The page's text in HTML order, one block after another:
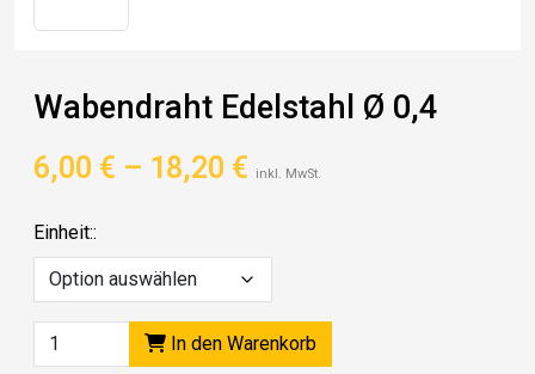
Wabendraht Edelstahl Ø 0,4
6,00 € – 18,20 € Preisspanne:
bis
18,20 €
inkl. MwSt.
Einheit::
In den Warenkorb